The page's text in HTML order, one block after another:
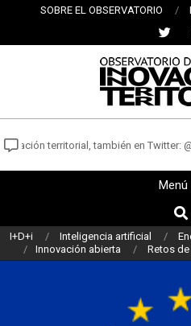
contenido
SOBRE EL OBSERVATORIO
DE
TERRITORIAL
territorial, también en Twitter:
principal
Menú
I+D+i Inteligencia artificial
Innovación abierta
Retos